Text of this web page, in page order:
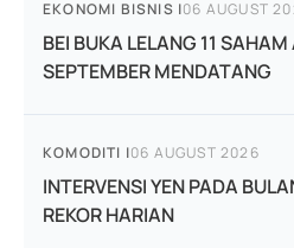
EKONOMI BISNIS |06 AUGUST
BEI BUKA LELANG 11
SEPTEMBER MENDATANG
KOMODITI |06 AUGUST 2026
INTERVENSI YEN PADA
REKOR HARIAN